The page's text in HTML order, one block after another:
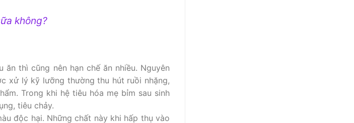
không?
thì cũng nên hạn chế ăn nhiều. Nguyên
xử lý kỹ lưỡng thường thu hút ruồi nhặng,
Trong khi hệ tiêu hóa mẹ bỉm sau sinh
tiêu chảy.
độc hại. Những chất này khi hấp thụ vào